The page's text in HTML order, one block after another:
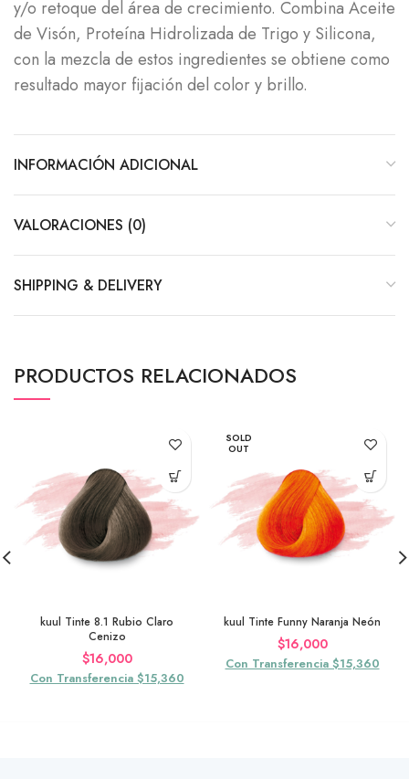
y/o retoque del área de crecimiento. Combina Aceite
de Visón, Proteína Hidrolizada de Trigo y Silicona,
con la mezcla de estos ingredientes se obtiene como
resultado mayor fijación del color y brillo.
INFORMACIÓN ADICIONAL
VALORACIONES (0)
SHIPPING & DELIVERY
PRODUCTOS RELACIONADOS
kuul Tinte 8.1 Rubio Claro
Cenizo
$16,000
Con Transferencia $15,360
SOLD
OUT
kuul Tinte Funny Naranja Neón
$16,000
Con Transferencia $15,360